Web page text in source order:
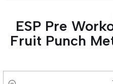
ESP Pre
Fruit Punch